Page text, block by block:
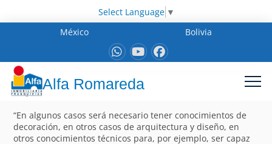
Select Language ▼
México
Bolivia
Alfa Romareda
“En algunos casos será necesario tener conocimientos de
decoración, en otros casos de arquitectura y diseño, en
otros conocimientos técnicos para, por ejemplo, ser capaz